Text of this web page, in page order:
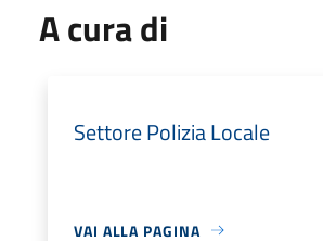
A cura di
Settore Polizia Locale
VAI ALLA PAGINA